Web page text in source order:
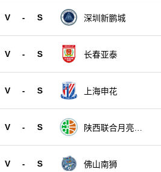
V - S 深圳新鹏城
V - S 长春亚泰
V - S 上海申花
V - S
陕西联合月亮泊
V - S 佛山南狮